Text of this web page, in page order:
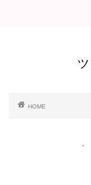
HOME